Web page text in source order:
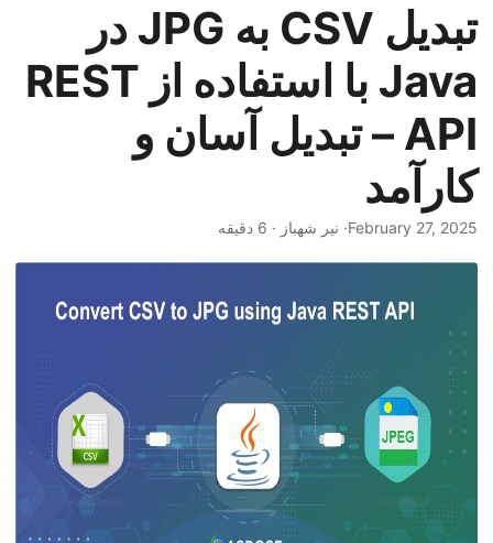
تبدیل CSV به JPG در
Java با استفاده از REST
API – تبدیل آسان و
کارآمد
February 27, 2025· نیر شهباز · 6 دقیقه